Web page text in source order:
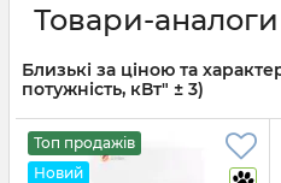
Товари-аналоги
Близькі за ціною та
потужність, кВт" ± 3)
Топ продажів
Новий